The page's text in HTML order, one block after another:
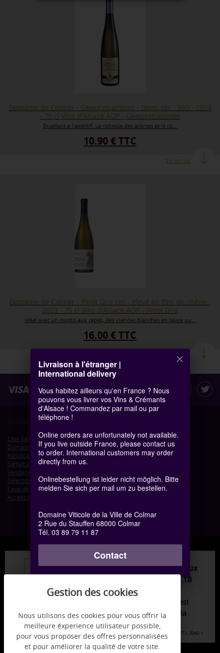
Domaine de Colmar - Gewurztraminer - Demi-sec - BIO - 2024
- 75 cl Vins d'Alsace AOP - Gewurztraminer
Excellent à l'apéritif. La richesse des arômes et le cô...
10.90 € TTC
EN DETAIL
Domaine de Colmar - Pinot Gris sec - élevé en fûts de chêne -
2023 - 75 cl Vins d'Alsace AOP - Pinot Gris
Idéal avec un risotto aux cèpes, des viandes blanches en sauce ou...
16.00 € TTC
EN DETAIL
Gamme de produits
Clos Saint-Jacques
Domaine de Colmar
Hospices de Colmar
Signature de Colmar - Petits Formats
Vendanges Tardives
Sélection de Grains Nobles
Eaux de vie d'Alsace
Accessoires
Interdiction de vente de
boissons alcoolisées aux
mineurs de moins de 18
la preuve de majorité est
exigée au moment de la
vente en ligne.
CODE DE LA SANTÉ PUBLIQUE, ART.L 3342-1
ET L.3353-3
Nous utilisons des cookies pour vous offrir la
meilleure éxperience utilisateur possible,
pour vous proposer des offres personnalisées
et pour améliorer la qualité de votre site.
Livraison à l'étranger |
International delivery
Vous habitez ailleurs qu'en France ? Nous
pouvons vous livrer vos Vins & Crémants
d'Alsace ! Commandez par mail ou par
téléphone !
Online orders are unfortunately not available.
If you live outside France, please contact us
to order. International customers may order
directly from us.
Onlinebestellung ist leider nicht möglich. Bitte
melden Sie sich per mail um zu bestellen.
Domaine Viticole de la Ville de Colmar
2 Rue du Stauffen 68000 Colmar
Tél. 03 89 79 11 87
Contact